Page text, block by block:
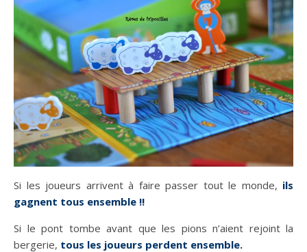
Si les joueurs arrivent à faire passer tout le monde, ils
gagnent tous ensemble !!
Si le pont tombe avant que les pions n’aient rejoint la
bergerie, tous les joueurs perdent ensemble.